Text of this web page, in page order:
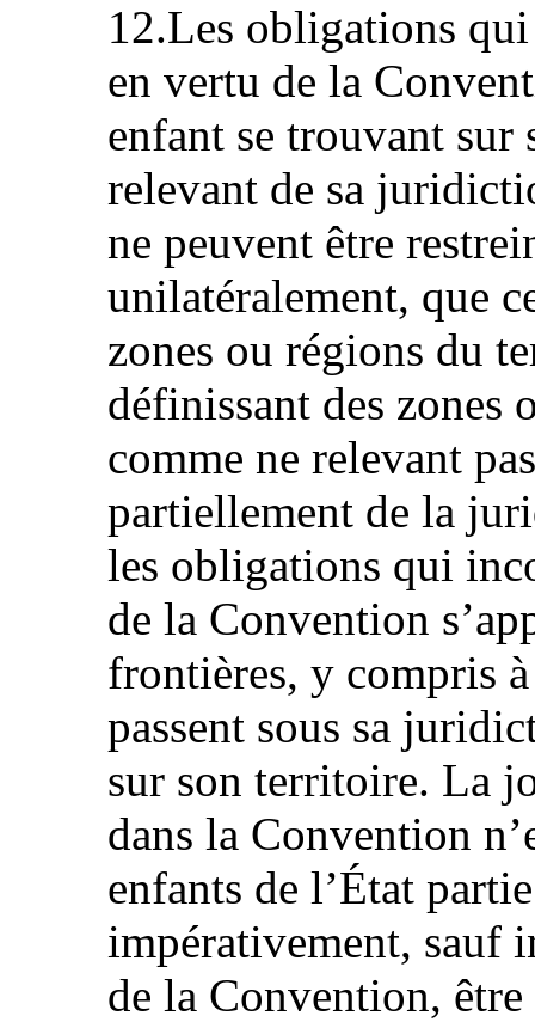
12.Les obligations
en vertu de la
enfant se trouvant
relevant de sa
ne peuvent être
unilatéralement, que
zones ou régions du
définissant des zones
comme ne relevant
partiellement de la
les obligations qui
de la Convention
frontières, y compris
passent sous sa
sur son territoire. La
dans la Convention
enfants de l’État
impérativement, sauf
de la Convention, être